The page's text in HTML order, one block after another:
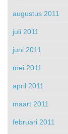
augustus 2011
juli 2011
juni 2011
mei 2011
april 2011
maart 2011
februari 2011